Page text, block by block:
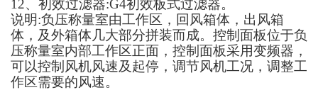
12、初效过滤器:G4初效板式过滤器。
说明:负压称量室由工作区，回风箱体，出风箱
体，及外箱体几大部分拼装而成。控制面板位于负
压称量室内部工作区正面，控制面板采用变频器，
可以控制风机风速及起停，调节风机工况，调整工
作区需要的风速。